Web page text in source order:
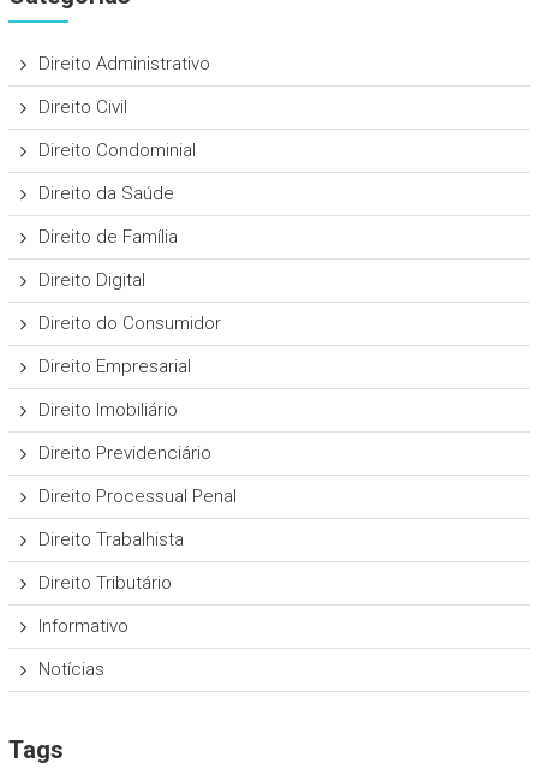
Direito Administrativo
Direito Civil
Direito Condominial
Direito da Saúde
Direito de Família
Direito Digital
Direito do Consumidor
Direito Empresarial
Direito Imobiliário
Direito Previdenciário
Direito Processual Penal
Direito Trabalhista
Direito Tributário
Informativo
Notícias
Tags